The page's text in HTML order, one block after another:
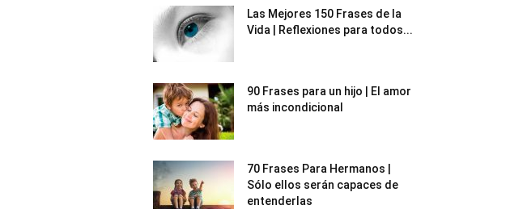
Las Mejores 150 Frases de la
Vida | Reflexiones para todos...
90 Frases para un hijo | El amor
más incondicional
70 Frases Para Hermanos |
Sólo ellos serán capaces de
entenderlas